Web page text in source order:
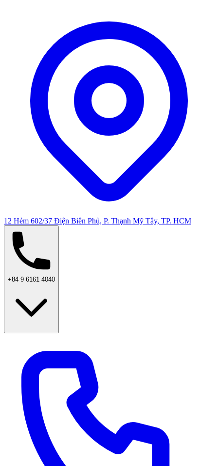
12 Hẻm 602/37 Điện Biên Phủ, P. Thạnh Mỹ Tây, TP. HCM
+84 9 6161 4040